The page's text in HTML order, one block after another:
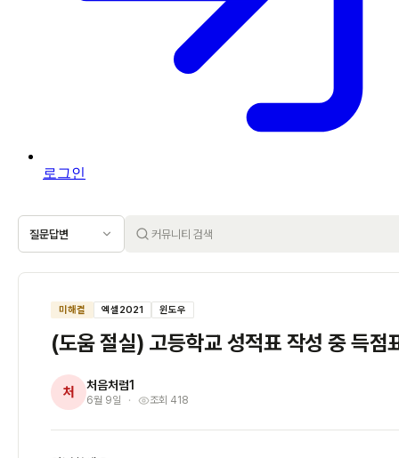
로그인
질문답변
미해결 엑셀2021 윈도우
(도움 절실) 고등학교 성적표 작성 중 득점
처 처음처럼1
6월 9일 조회 418